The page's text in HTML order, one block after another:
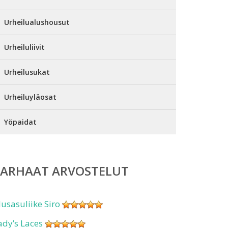
Urheilualushousut
Urheiluliivit
Urheilusukat
Urheiluyläosat
Yöpaidat
ARVOSTELUT
Siro
Laces